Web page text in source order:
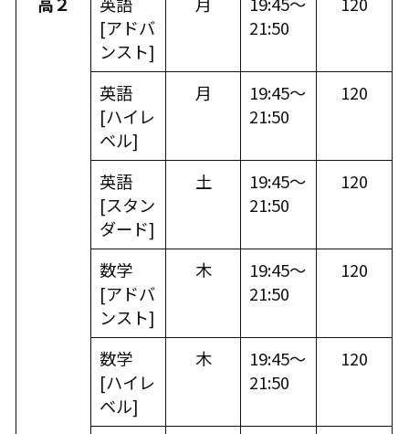
[アドバ
ンスト]
21:50
英語
[ハイレ
ベル]
月
19:45～
21:50
120
英語
[スタン
ダード]
土
19:45～
21:50
120
数学
[アドバ
ンスト]
木
19:45～
21:50
120
数学
[ハイレ
ベル]
木
19:45～
21:50
120